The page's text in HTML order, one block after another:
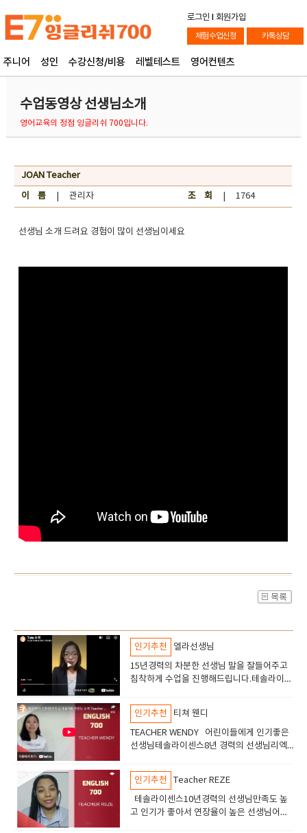
로그인 l 회원가입
체험수업신청 카톡상담
주니어 성인 수강신청/비용 레벨테스트 영어컨텐츠
수업동영상 선생님소개
영어교육의 정점 잉글리쉬 700입니다.
JOAN Teacher
이 름| 관리자 조 회 | 1764
선생님 소개 드려요 경험이 많이 선생님이세요
인기추천
엘라선생님
15년경력의 차분한 선생님 말을 잘들어주고
침착하게 수업을 진행해드립니다.테솔라이센
토익 수업도 진행합니다안녕하세요 엘라선생
님을 소개해드립니다
인기추천
티쳐 웬디
TEACHER WENDY 어린이들에게 인기좋은
선생님테솔라이센스8년 경력의 선생님리엑
에서 추천드립니다.
인기추천
Teacher REZE
테솔라이센스10년경력의 선생님만족도 높
고 인기가 좋아서 연장율이 높은 선생님어린